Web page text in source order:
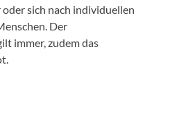
sich nach individuellen
Der
immer, zudem das